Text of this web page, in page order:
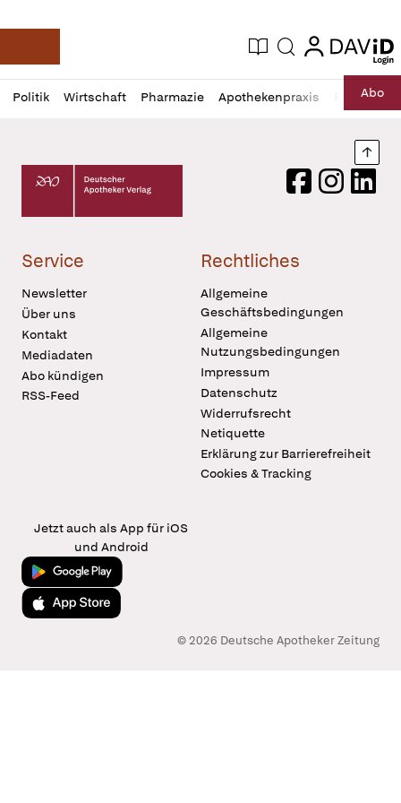
Deutsche Apotheker Zeitung
Aktuelle Ausgabe
Suche login
login
Politik Wirtschaft Pharmazie Apothekenpraxis RechtAbo
Profil
öffnen
Daz
Pur
Deutscher Apotheker Verlag Logo
FacebookInstagram
Service
Newsletter
Über uns
Kontakt
Mediadaten
Abo kündigen
RSS-Feed
Rechtliches
Allgemeine
Geschäftsbedingungen
Allgemeine
Nutzungsbedingungen
Impressum
Datenschutz
Widerrufsrecht
Netiquette
Erklärung zur Barrierefreiheit
Cookies & Tracking
Jetzt auch als App für iOS
und Android
Jetzt bei Google Play
Laden im App Store
© 2026 Deutsche Apotheker Zeitung